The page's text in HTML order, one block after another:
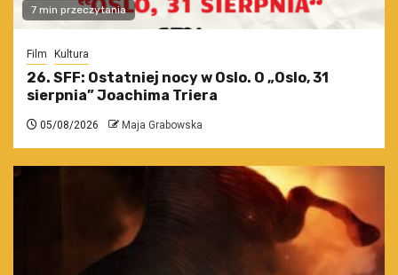
7 min przeczytania
Film Kultura
26. SFF: Ostatniej nocy w Oslo. O „Oslo, 31
sierpnia” Joachima Triera
05/08/2026 Maja Grabowska